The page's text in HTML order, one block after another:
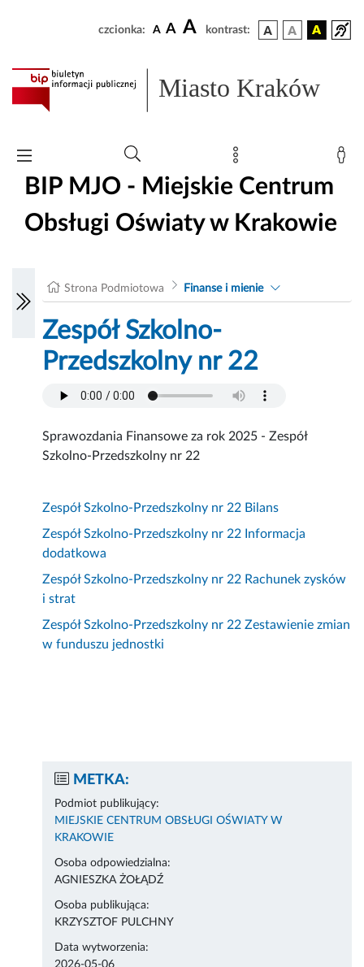
czcionka: A A A kontrast:
Miasto Kraków
BIP MJO - Miejskie Centrum
Obsługi Oświaty w Krakowie
Strona Podmiotowa Finanse i mienie
Zespół Szkolno-
Przedszkolny nr 22
Sprawozdania Finansowe za rok 2025 - Zespół
Szkolno-Przedszkolny nr 22
Zespół Szkolno-Przedszkolny nr 22 Bilans
Zespół Szkolno-Przedszkolny nr 22 Informacja
dodatkowa
Zespół Szkolno-Przedszkolny nr 22 Rachunek zysków
i strat
Zespół Szkolno-Przedszkolny nr 22 Zestawienie zmian
w funduszu jednostki
METKA:
Podmiot publikujący:
MIEJSKIE CENTRUM OBSŁUGI OŚWIATY W
KRAKOWIE
Osoba odpowiedzialna:
AGNIESZKA ŻOŁĄDŹ
Osoba publikująca:
KRZYSZTOF PULCHNY
Data wytworzenia:
2026-05-06